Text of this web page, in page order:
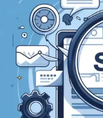
widoczność
produktów
Google?